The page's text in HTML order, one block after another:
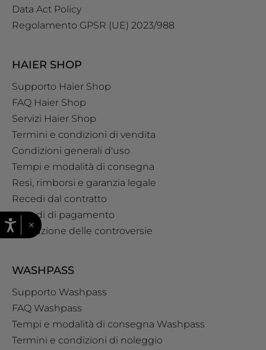
Data Act Policy
Regolamento GPSR (UE) 2023/988
HAIER SHOP
Supporto Haier Shop
FAQ Haier Shop
Servizi Haier Shop
Termini e condizioni di vendita
Condizioni generali d'uso
Tempi e modalità di consegna
Resi, rimborsi e garanzia legale
Recedi dal contratto
Metodi di pagamento
Risoluzione delle controversie
WASHPASS
Supporto Washpass
FAQ Washpass
Tempi e modalità di consegna Washpass
Termini e condizioni di noleggio
×